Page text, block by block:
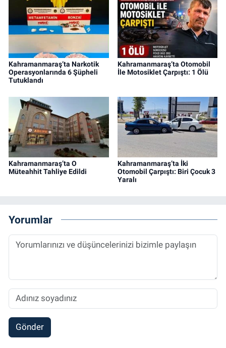
Kahramanmaraş’ta Narkotik
Operasyonlarında 6 Şüpheli
Tutuklandı
Kahramanmaraş’ta Otomobil
İle Motosiklet Çarpıştı: 1 Ölü
Kahramanmaraş’ta O
Müteahhit Tahliye Edildi
Kahramanmaraş’ta İki
Otomobil Çarpıştı: Biri Çocuk 3
Yaralı
Yorumlar
Gönder